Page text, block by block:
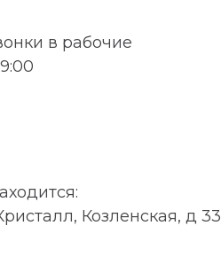
в рабочие
Козленская, д 33